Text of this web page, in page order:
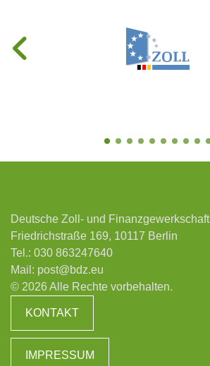
Deutsche Zoll- und Finanzgewerkschaft
Friedrichstraße 169, 10117 Berlin
Tel.: 030 863247640
Mail: post@bdz.eu
© 2026 Alle Rechte vorbehalten.
KONTAKT
IMPRESSUM